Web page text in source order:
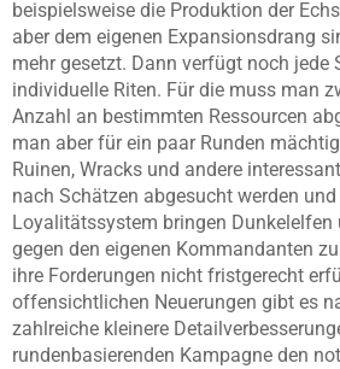
beispielsweise die Produktion der
aber dem eigenen Expansionsdrang
mehr gesetzt. Dann verfügt noch jede
individuelle Riten. Für die muss man
Anzahl an bestimmten Ressourcen
man aber für ein paar Runden
Ruinen, Wracks und andere
nach Schätzen abgesucht werden
Loyalitätssystem bringen Dunkelelfen
gegen den eigenen Kommandanten
ihre Forderungen nicht fristgerecht
offensichtlichen Neuerungen gibt es
zahlreiche kleinere
rundenbasierenden Kampagne den